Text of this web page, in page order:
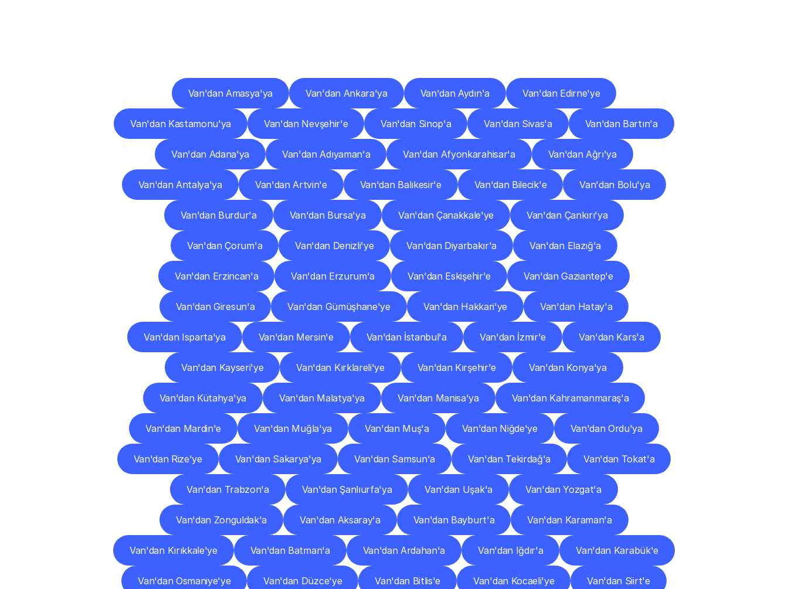
Van'dan Amasya'ya Van'dan Ankara'ya Van'dan Aydın'a Van'dan Edirne'ye
Van'dan Kastamonu'ya Van'dan Nevşehir'e Van'dan Sinop'a Van'dan Sivas'a Van'dan Bartın'a
Van'dan Adana'ya Van'dan Adıyaman'a Van'dan Afyonkarahisar'a Van'dan Ağrı'ya
Van'dan Antalya'ya Van'dan Artvin'e Van'dan Balıkesir'e Van'dan Bilecik'e Van'dan Bolu'ya
Van'dan Burdur'a Van'dan Bursa'ya Van'dan Çanakkale'ye Van'dan Çankırı'ya
Van'dan Çorum'a Van'dan Denizli'ye Van'dan Diyarbakır'a Van'dan Elazığ'a
Van'dan Erzincan'a Van'dan Erzurum'a Van'dan Eskişehir'e Van'dan Gaziantep'e
Van'dan Giresun'a Van'dan Gümüşhane'ye Van'dan Hakkari'ye Van'dan Hatay'a
Van'dan Isparta'ya Van'dan Mersin'e Van'dan İstanbul'a Van'dan İzmir'e Van'dan Kars'a
Van'dan Kayseri'ye Van'dan Kırklareli'ye Van'dan Kırşehir'e Van'dan Konya'ya
Van'dan Kütahya'ya Van'dan Malatya'ya Van'dan Manisa'ya Van'dan Kahramanmaraş'a
Van'dan Mardin'e Van'dan Muğla'ya Van'dan Muş'a Van'dan Niğde'ye Van'dan Ordu'ya
Van'dan Rize'ye Van'dan Sakarya'ya Van'dan Samsun'a Van'dan Tekirdağ'a Van'dan Tokat'a
Van'dan Trabzon'a Van'dan Şanlıurfa'ya Van'dan Uşak'a Van'dan Yozgat'a
Van'dan Zonguldak'a Van'dan Aksaray'a Van'dan Bayburt'a Van'dan Karaman'a
Van'dan Kırıkkale'ye Van'dan Batman'a Van'dan Ardahan'a Van'dan Iğdır'a Van'dan Karabük'e
Van'dan Osmaniye'ye Van'dan Düzce'ye Van'dan Bitlis'e Van'dan Kocaeli'ye Van'dan Siirt'e